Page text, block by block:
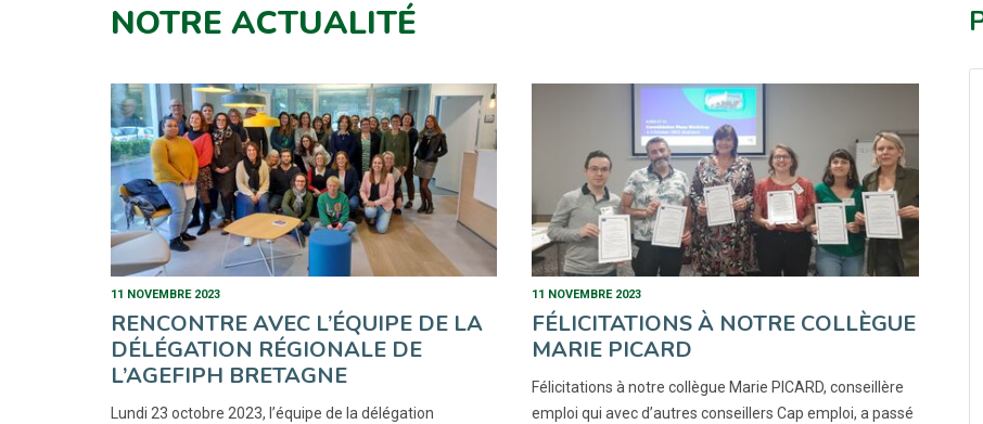
NOTRE ACTUALITÉ
11 NOVEMBRE 2023
RENCONTRE AVEC L’ÉQUIPE DE LA
DÉLÉGATION RÉGIONALE DE
L’AGEFIPH BRETAGNE
Lundi 23 octobre 2023, l’équipe de la délégation
11 NOVEMBRE 2023
FÉLICITATIONS À NOTRE COLLÈGUE
MARIE PICARD
Félicitations à notre collègue Marie PICARD, conseillère
emploi qui avec d’autres conseillers Cap emploi, a passé